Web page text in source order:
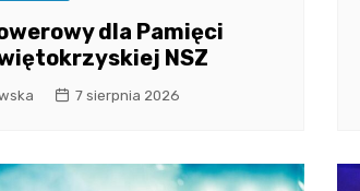
dla Pamięci
NSZ
7 sierpnia 2026